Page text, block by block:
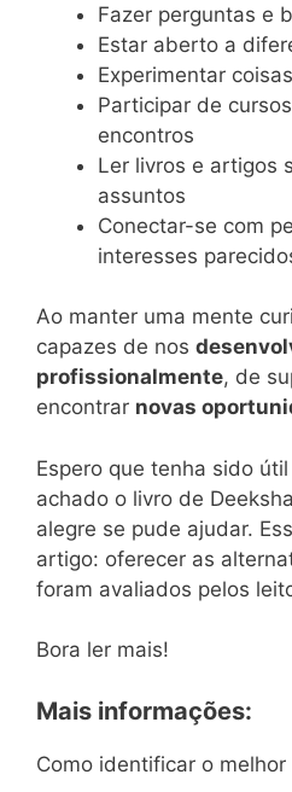
Fazer perguntas e
Estar aberto a
Experimentar
Participar de
encontros
Ler livros e artigos
assuntos
Conectar-se com
interesses
Ao manter uma mente
capazes de nos
profissionalmente, de
encontrar novas
Espero que tenha sido
achado o livro de
alegre se pude ajudar.
artigo: oferecer as
foram avaliados pelos
Bora ler mais!
Mais informações:
Como identificar o